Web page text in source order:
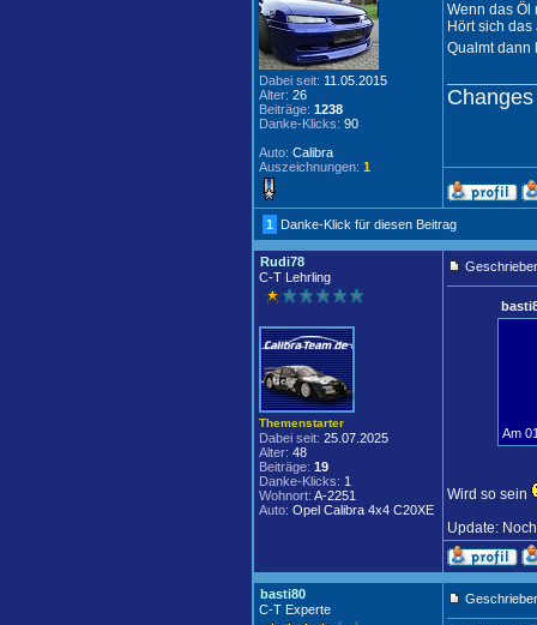
Dabei seit: 11.05.2015
Alter: 26
Beiträge: 1238
Danke-Klicks: 90
Auto: Calibra
Auszeichnungen: 1
Wenn das Öl
Hört sich
Qualmt
1 Danke-Klick für diesen Beitrag
Rudi78
C-T Lehrling
Themenstarter
Dabei seit: 25.07.2025
Alter: 48
Beiträge: 19
Danke-Klicks: 1
Wohnort: A-2251
Auto: Opel Calibra 4x4 C20XE
Am
Wird so sein
Update:
basti80
C-T Experte